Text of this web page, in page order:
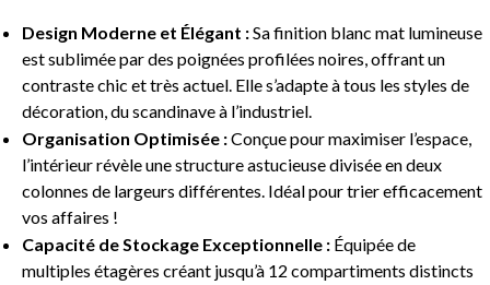
Design Moderne et Élégant :Sa finition blanc mat lumineuse
est sublimée par des poignées profilées noires, offrant un
contraste chic et très actuel. Elle s’adapte à tous les styles de
décoration, du scandinave à l’industriel.
Organisation Optimisée :Conçue pour maximiser l’espace,
l’intérieur révèle une structure astucieuse divisée en deux
colonnes de largeurs différentes. Idéal pour trier efficacement
vos affaires !
Capacité de Stockage Exceptionnelle : Équipée de
multiples étagères créant jusqu’à 12 compartiments distincts